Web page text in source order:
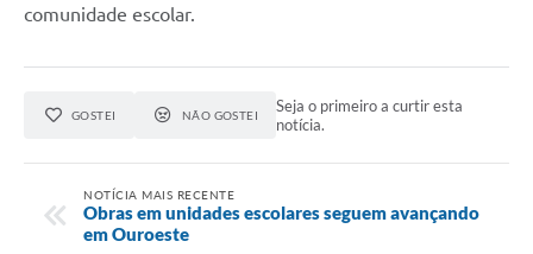
comunidade escolar.
GOSTEI NÃO GOSTEI
Seja o primeiro a curtir esta
notícia.
NOTÍCIA MAIS RECENTE
Obras em unidades escolares seguem avançando
em Ouroeste